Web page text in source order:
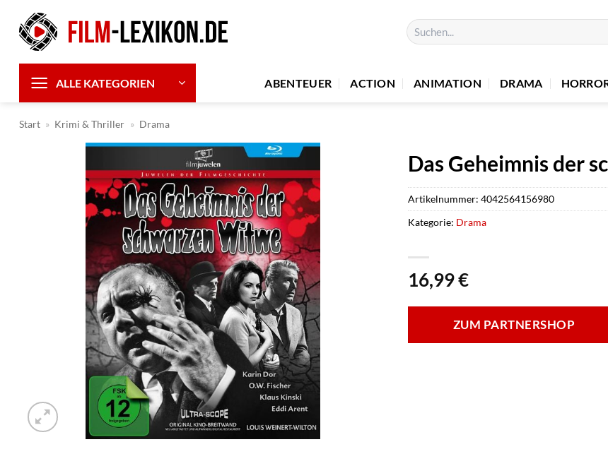
Inhalt
springen
Suchen
nach:
ALLE KATEGORIEN ABENTEUER ACTION ANIMATION DRAMA
Start » Krimi & Thriller » Drama
Das Geheimnis der
16,99€
ZUM PARTNERSHOP
Artikelnummer: 4042564156980
Kategorie: Drama